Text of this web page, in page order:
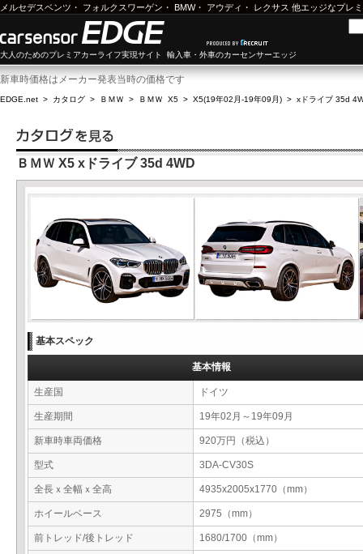
メルセデスベンツ ・ フォルクスワーゲン ・ BMW・ アウディ ・ レクサス 他エッジなプレ
大人のためのプレミアカーライフ実現サイト 輸入車・外車のカーセンサーエッジ
新車時価格はメーカー発表当時の価格です
EDGE.net > カタログ > ＢＭＷ > ＢＭＷ X5 > X5(19年02月-19年09月) > xドライブ 35d
ＢＭＷ X5 xドライブ 35d 4WD
基本スペック
基本情報
生産国 ドイツ
生産期間 19年02月～19年09月
新車時車両価格 920万円（税込）
型式 3DA-CV30S
全長ｘ全幅ｘ全高 4935x2005x1770（mm）
ホイールベース 2975（mm）
前トレッド/後トレッド 1680/1700（mm）